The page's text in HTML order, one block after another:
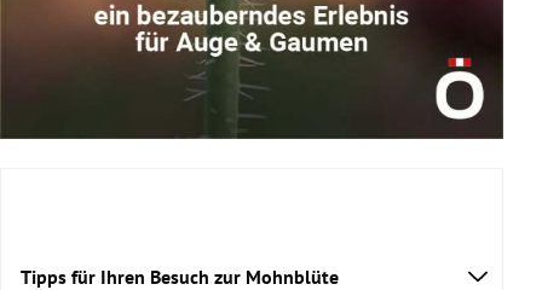
Tipps für Ihren Besuch zur Mohnblüte